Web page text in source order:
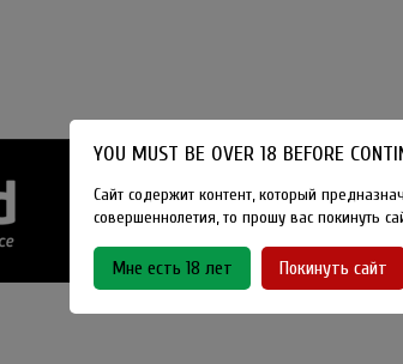
YOU MUST BE OVER 18 BEFORE
Сайт содержит контент, который
совершеннолетия, то прошу вас покинуть
Мне есть 18 лет Покинуть сайт